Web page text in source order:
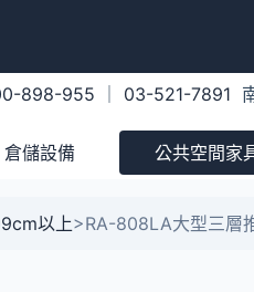
898-955 03-521-7891
儲設備 公共空間家
以上>RA-808LA大型三層